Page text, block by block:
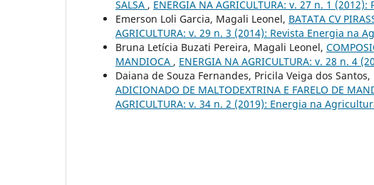
SALSA , ENERGIA NA AGRICULTURA: v. 27 n. 1
Emerson Loli Garcia, Magali Leonel, BATATA CV
AGRICULTURA: v. 29 n. 3 (2014): Revista Energia na
Bruna Letícia Buzati Pereira, Magali Leonel,
MANDIOCA , ENERGIA NA AGRICULTURA: v. 28 n. 4
Daiana de Souza Fernandes, Pricila Veiga dos
ADICIONADO DE MALTODEXTRINA E FARELO DE
AGRICULTURA: v. 34 n. 2 (2019): Energia na